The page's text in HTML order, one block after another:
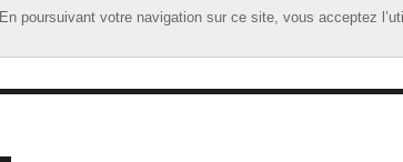
En poursuivant votre navigation sur ce site, vous acceptez
En poursuivant votre navigation sur ce site, vous acceptez